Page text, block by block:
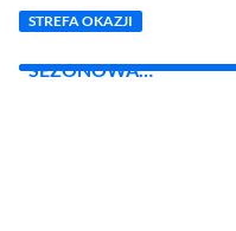
STREFA OKAZJI
SEZONOWA